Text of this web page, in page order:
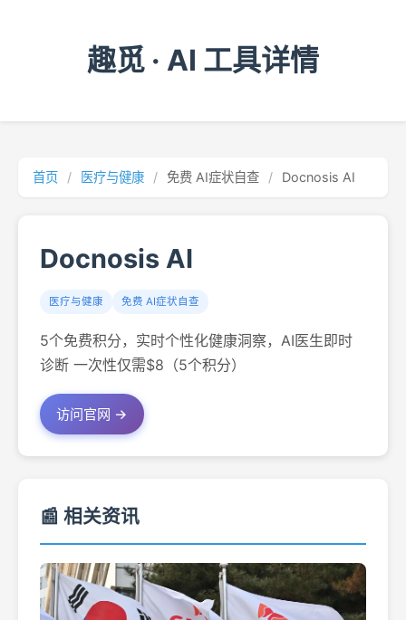
趣觅 · AI 工具详情
首页 / 医疗与健康 / 免费 AI症状自查 / Docnosis AI
Docnosis AI
医疗与健康 免费 AI症状自查
5个免费积分，实时个性化健康洞察，AI医生即时
诊断 一次性仅需$8（5个积分）
访问官网 →
📰 相关资讯